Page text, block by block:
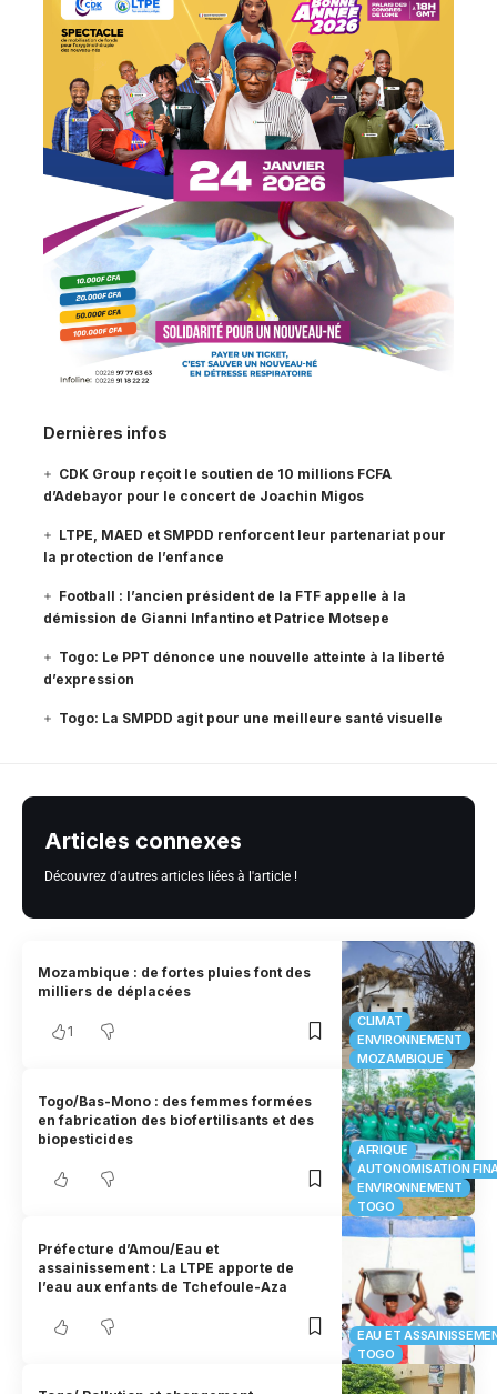
Dernières infos
CDK Group reçoit le soutien de 10 millions FCFA
d’Adebayor pour le concert de Joachin Migos
LTPE, MAED et SMPDD renforcent leur partenariat pour
la protection de l’enfance
Football : l’ancien président de la FTF appelle à la
démission de Gianni Infantino et Patrice Motsepe
Togo: Le PPT dénonce une nouvelle atteinte à la liberté
d’expression
Togo: La SMPDD agit pour une meilleure santé visuelle
Articles connexes
Découvrez d'autres articles liées à l'article !
CLIMAT
ENVIRONNEMENT
MOZAMBIQUE
Mozambique : de fortes pluies font des
milliers de déplacées
1
AFRIQUE
AUTONOMISATION
ENVIRONNEMENT
TOGO
Togo/Bas-Mono : des femmes formées
en fabrication des biofertilisants et des
biopesticides
EAU ET
TOGO
Préfecture d’Amou/Eau et
assainissement : La LTPE apporte de
l’eau aux enfants de Tchefoule-Aza